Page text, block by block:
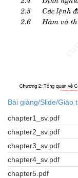
Bài giảng/Slide/Giáo
chapter1_sv.pdf
chapter2_sv.pdf
chapter3_sv.pdf
chapter4_sv.pdf
chapter5.pdf